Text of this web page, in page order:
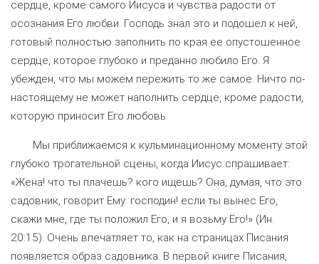
сердце, кроме самого Иисуса и чувства радости от
осознания Его любви. Господь знал это и подошел к ней,
готовый полностью заполнить по края ее опустошенное
сердце, которое глубоко и преданно любило Его. Я
убежден, что мы можем пережить то же самое. Ничто по-
настоящему не может наполнить сердце, кроме радости,
которую приносит Его любовь.
Мы приближаемся к кульминационному моменту этой
глубоко трогательной сцены, когда Иисус спрашивает:
«Жена! что ты плачешь? кого ищешь? Она, думая, что это
садовник, говорит Ему: господин! если ты вынес Его,
скажи мне, где ты положил Его, и я возьму Его!» (Ин.
20:15). Очень впечатляет то, как на страницах Писания
появляется образ садовника. В первой книге Писания,